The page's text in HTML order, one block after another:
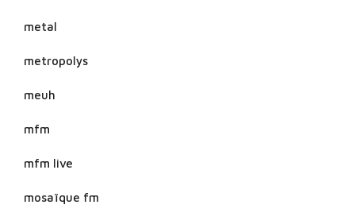
metal
metropolys
meuh
mfm
mfm live
mosaïque fm